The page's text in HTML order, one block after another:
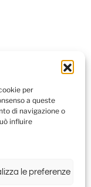
per
a queste
di navigazione o
influire
le preferenze